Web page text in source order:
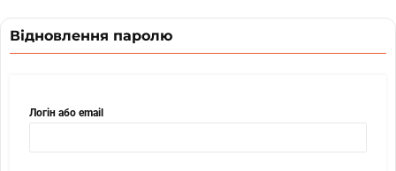
Відновлення паролю
Логін або email